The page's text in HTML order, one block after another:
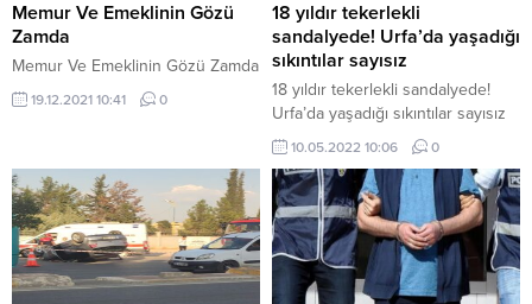
Memur Ve Emeklinin Gözü
Zamda
Memur Ve Emeklinin Gözü Zamda
19.12.2021 10:41 0
18 yıldır tekerlekli
sandalyede! Urfa’da yaşadığı
sıkıntılar sayısız
18 yıldır tekerlekli sandalyede!
Urfa’da yaşadığı sıkıntılar sayısız
10.05.2022 10:06 0